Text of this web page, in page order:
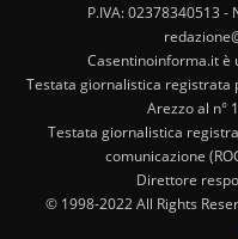
P.IVA: 02378340513 -
Casentinoinforma.it è
Testata giornalistica registrata
Arezzo al n°
Testata giornalistica
comunicazione
Direttore
© 1998-2022 All Rights